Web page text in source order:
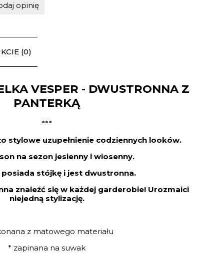
opinię
(0)
VESPER - DWUSTRONNA Z
PANTERKĄ
***
stylowe uzupełnienie codziennych looków.
na sezon jesienny i wiosenny.
posiada stójkę i jest dwustronna.
znaleźć się w każdej garderobie! Urozmaici
niejedną stylizację.
z matowego materiału
* zapinana na suwak